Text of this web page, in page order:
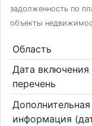
задолженность по
объекты
Область
Дата включения
перечень
Дополнительная
информация